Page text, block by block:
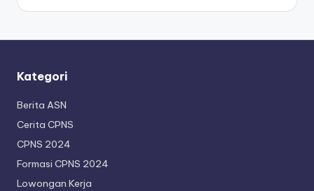
Kategori
Berita ASN
Cerita CPNS
CPNS 2024
Formasi CPNS 2024
Lowongan Kerja